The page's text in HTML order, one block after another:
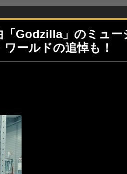
Godzilla」のミュー
ールドの追悼も！